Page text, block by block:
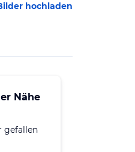
hochladen
Nähe
gefallen